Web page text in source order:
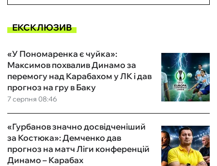
ЕКСКЛЮЗИВ
7 серпня 08:46
«У Пономаренка є чуйка»:
Максимов похвалив Динамо за
перемогу над Карабахом у ЛК і дав
прогноз на гру в Баку
«Гурбанов значно досвідченіший
за Костюка»: Демченко дав
прогноз на матч Ліги конференцій
Динамо – Карабах